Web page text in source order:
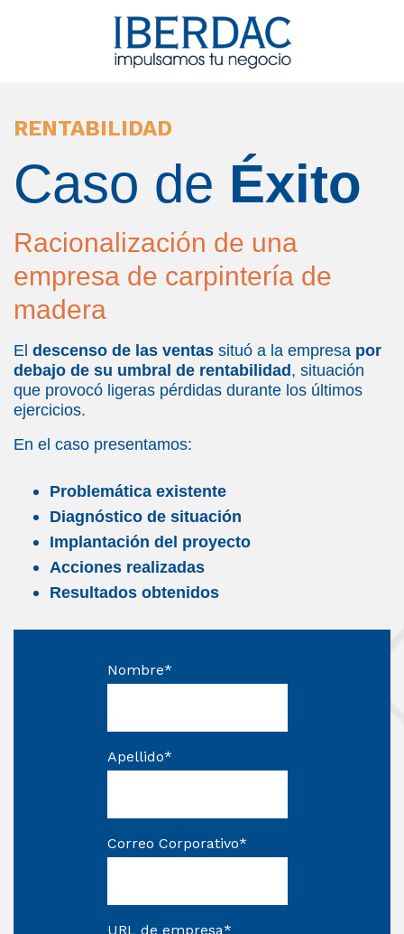
RENTABILIDAD
Caso de Éxito
Racionalización de una
empresa de carpintería de
madera
El descenso de las ventas situó a la empresa por
debajo de su umbral de rentabilidad , situación
que provocó ligeras pérdidas durante los últimos
ejercicios.
En el caso presentamos:
Problemática existente
Diagnóstico de situación
Implantación del proyecto
Acciones realizadas
Resultados obtenidos
Nombre*
Apellido*
Correo Corporativo*
URL de empresa*